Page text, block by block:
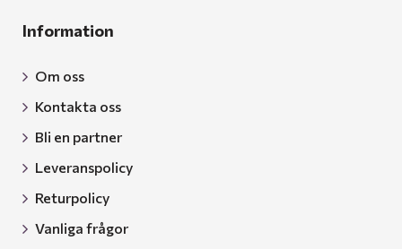
Information
Om oss
Kontakta oss
Bli en partner
Leveranspolicy
Returpolicy
Vanliga frågor